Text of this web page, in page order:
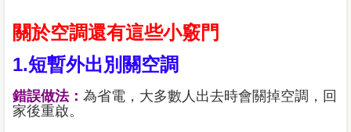
關於空調還有這些小竅門
1.短暫外出別關空調
錯誤做法： 為省電，大多數人出去時會關掉空調，回
家後重啟。